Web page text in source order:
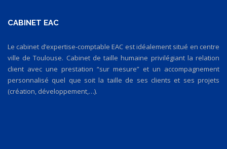
CABINET EAC
Le cabinet d’expertise-comptable EAC est idéalement situé en centre
ville de Toulouse. Cabinet de taille humaine privilégiant la relation
client avec une prestation “sur mesure” et un accompagnement
personnalisé quel que soit la taille de ses clients et ses projets
(création, développement,…).